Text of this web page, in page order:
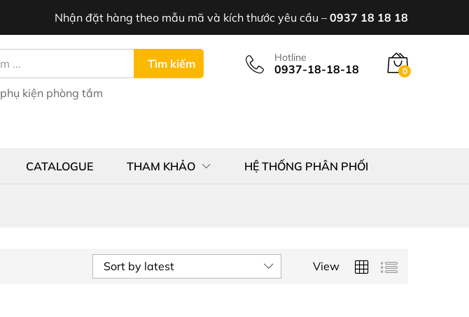
Nhận đặt hàng theo mẫu mã và kích thước yêu cầu – 0937 18 18 18
Tìm kiếm
phụ kiện phòng tắm
Hotline
0937-18-18-18 0
CATALOGUE THAM KHẢO HỆ THỐNG PHÂN PHỐI
View
Sort by latest